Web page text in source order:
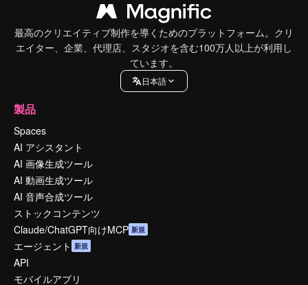
最高のクリエイティブ制作を導くためのプラットフォーム。クリ
エイター、企業、代理店、スタジオを含む100万人以上が利用し
ています。
日本語
製品
Spaces
AI アシスタント
AI 画像生成ツール
AI 動画生成ツール
AI 音声合成ツール
ストックコンテンツ
Claude/ChatGPT向けMCP 新規
エージェント 新規
API
モバイルアプリ